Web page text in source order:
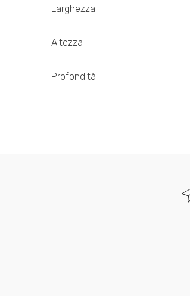
Larghezza
Altezza
Profondità